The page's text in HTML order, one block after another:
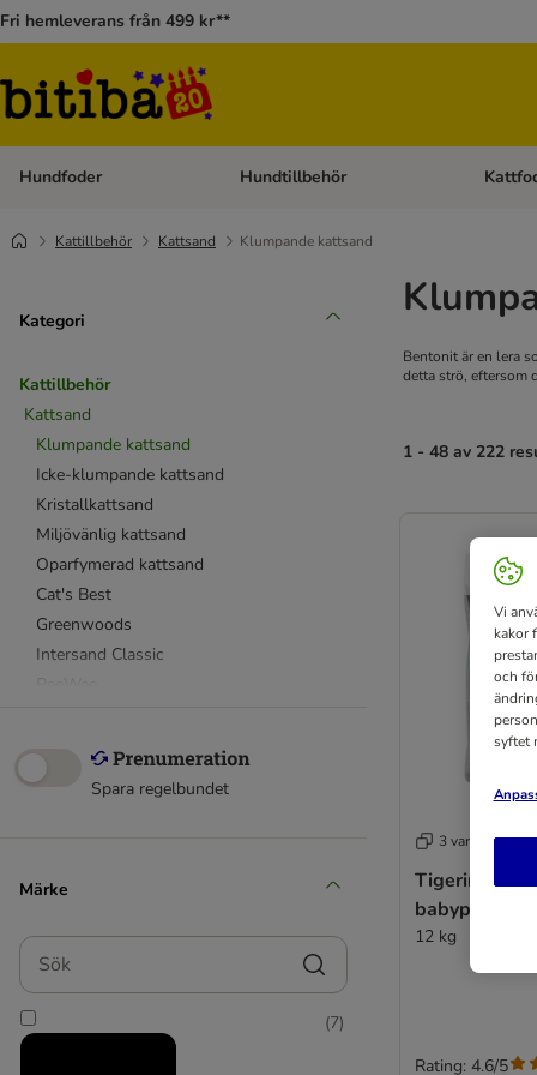
Fri hemleverans från 499 kr**
Hundfoder Open category menu: Hundfoder
Hundtillbehör Open
Kattillbehör Kattsand Klumpande kattsand
Kategori
Kattillbehör
Kattsand
Klumpande kattsand
Icke-klumpande kattsand
Kristallkattsand
Miljövänlig kattsand
Oparfymerad kattsand
Cat's Best
Greenwoods
Intersand Classic
Provpack
Sparpack
Almo Nature
Best Nature
Spara regelbundet
Märke
Sök
(7)
Bentonit är en lera
detta strö, eftersom
1 - 48 av 222
3 varianter
Tigerino
babypuderdoft
12 kg
Rating: 4.6/5
Vi
kakor
och
syftet